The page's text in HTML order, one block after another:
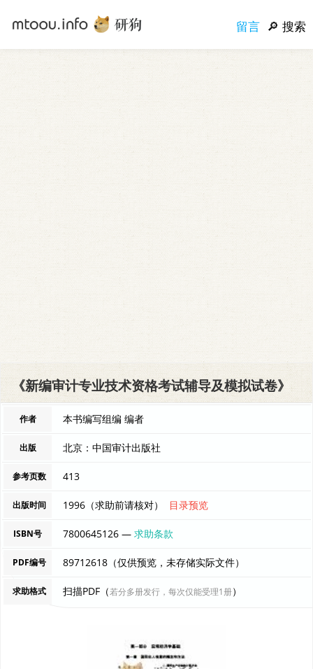
留言 搜索
《新编审计专业技术资格考试辅导及模拟试卷》
作者 本书编写组编 编者
出版 北京：中国审计出版社
参考页数 413
出版时间 1996（求助前请核对） 目录预览
ISBN号 7800645126 —求助条款
PDF编号 89712618（仅供预览，未存储实际文件）
求助格式 扫描PDF（若分多册发行，每次仅能受理1册）